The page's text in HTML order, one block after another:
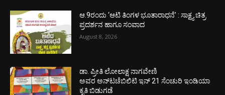
ಆ.9ರಂದು ‘ಆಟಿ ತಿಂಗಳ ಭೂತಾರಾಧನೆ’ : ಸಾಕ್ಷ್ಯ ಚಿತ್ರ
ಪ್ರದರ್ಶನ ಹಾಗೂ ಸಂವಾದ
August 8, 2026
ಡಾ. ಪ್ರೀತಿ ಲೋಲಾಕ್ಷ ನಾಗವೇಣಿ
ಅವರ ಅನ್‌ಟಚೆಬಿಲಿಟಿ ಇನ್ 21 ಸೆಂಚುರಿ ಇಂಡಿಯಾ
ಕೃತಿ ಬಿಡುಗಡೆ